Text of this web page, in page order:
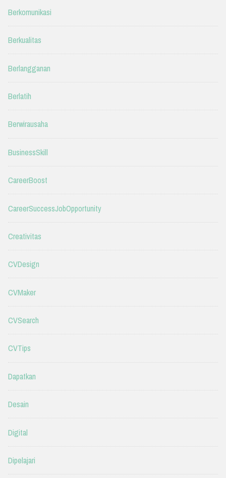
Berkomunikasi
Berkualitas
Berlangganan
Berlatih
Berwirausaha
BusinessSkill
CareerBoost
CareerSuccessJobOpportunity
Creativitas
CVDesign
CVMaker
CVSearch
CVTips
Dapatkan
Desain
Digital
Dipelajari